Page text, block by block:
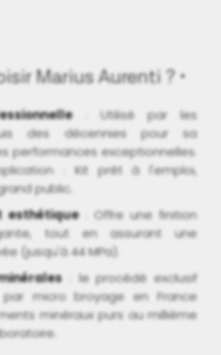
Marius Aurenti ?
: Utilisé par les
des décennies pour sa
performances exceptionnelles.
: Kit prêt à l'emploi,
public.
esthétique: Offre une finition
tout en assurant une
(jusqu'à 44 MPa).
: le procédé exclusif
micro broyage en France
minéraux purs au millième